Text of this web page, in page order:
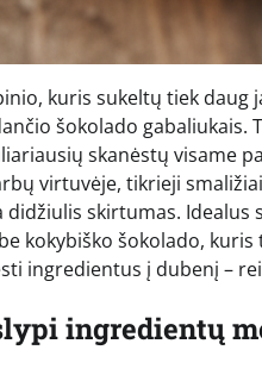
kuris sukeltų tiek
šokolado
skanėstų visame
virtuvėje, tikrieji
skirtumas.
kokybiško šokolado,
ingredientus į dubenį –
ingredientų